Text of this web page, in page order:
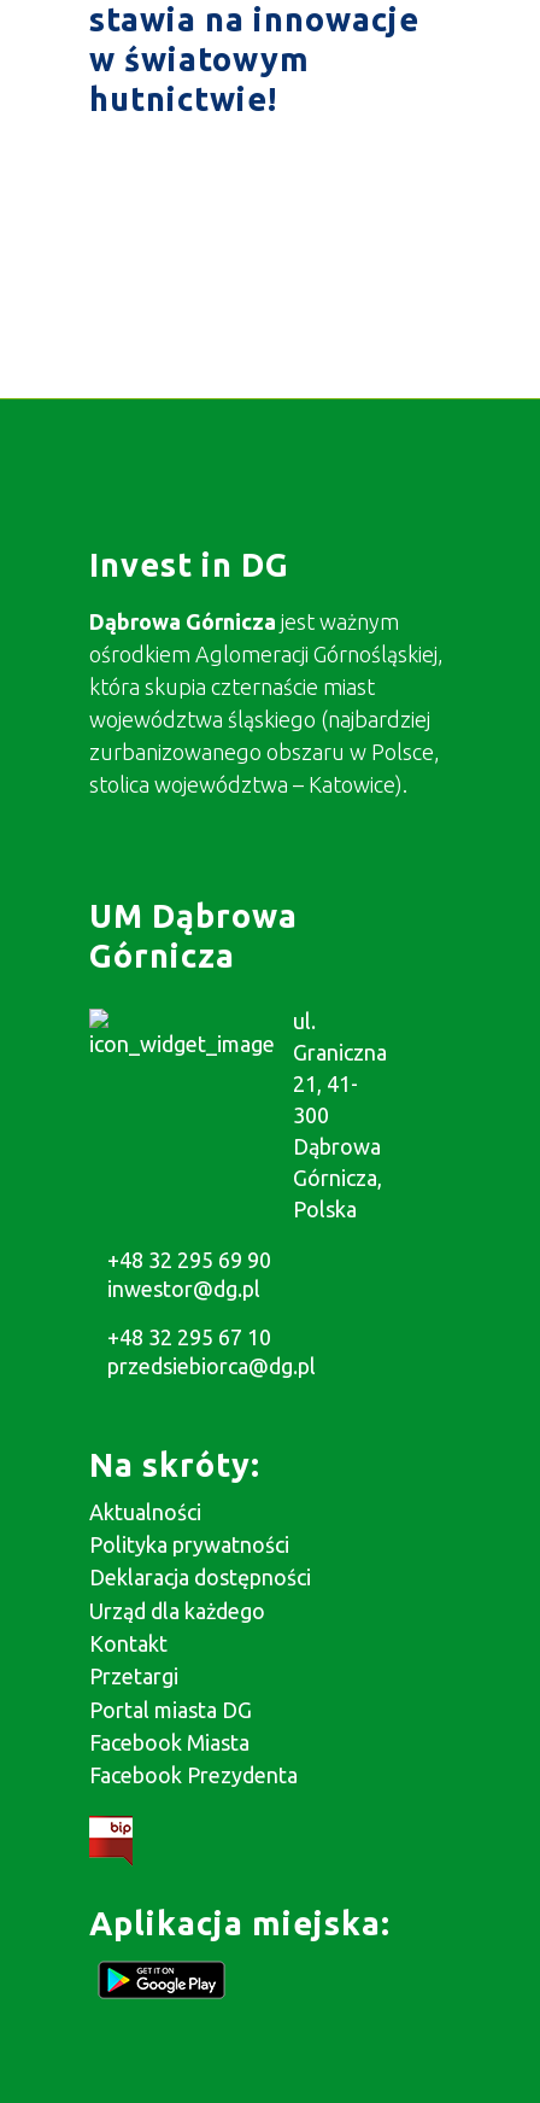
stawia na innowacje
w światowym
hutnictwie!
Invest in DG
Dąbrowa Górnicza jest ważnym
ośrodkiem Aglomeracji Górnośląskiej,
która skupia czternaście miast
województwa śląskiego (najbardziej
zurbanizowanego obszaru w Polsce,
stolica województwa – Katowice).
UM Dąbrowa
Górnicza
ul.
Graniczna
21, 41-
300
Dąbrowa
Górnicza,
Polska
+48 32 295 69 90
inwestor@dg.pl
+48 32 295 67 10
przedsiebiorca@dg.pl
Na skróty:
Aktualności
Polityka prywatności
Deklaracja dostępności
Urząd dla każdego
Kontakt
Przetargi
Portal miasta DG
Facebook Miasta
Facebook Prezydenta
Aplikacja miejska: